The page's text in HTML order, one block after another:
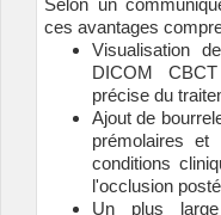
ces avantages
Visualisation
DICOM
précise du
Ajout de
prémolaires
conditions
l'occlusion
Un plus